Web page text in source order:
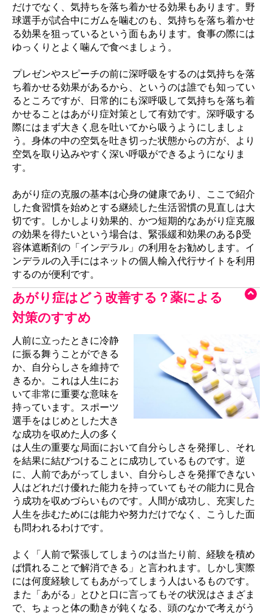
だけでなく、気持ちを落ち着かせる効果もあります。野
球選手が試合中にガムを噛むのも、気持ちを落ち着かせ
る効果を狙っているという面もあります。食事の際には
ゆっくりとよく噛んで食べましょう。
プレゼンやスピーチの前に深呼吸をするのは気持ちを落
ち着かせる効果があるから、というのは誰でも知ってい
るところですが、日常的にも深呼吸して気持ちを落ち着
かせることはあがり症対策として有効です。深呼吸する
際にはまず大きく息を吐いてから吸うようにしましょ
う。身体の中の空気を吐き切った状態からの方が、より
空気を取り込みやすく深い呼吸ができるようになりま
す。
あがり症の克服の基本は心身の健康であり、ここで紹介
した食習慣を始めとする継続した生活習慣の見直しは大
切です。しかしより効果的、かつ短期的なあがり症克服
の効果を得たいという場合は、緊張緩和効果のあるβ受
容体遮断剤の「インデラル」の利用をお勧めします。イ
ンデラルの入手にはネットの個人輸入代行サイトを利用
するのが便利です。
あがり症はどう改善する？薬による
対策のすすめ
人前に立ったときに冷静
に振る舞うことができる
か、自分らしさを維持で
きるか。これは人生にお
いて非常に重要な意味を
持っています。スポーツ
選手をはじめとした大き
な成功を収めた人の多く
は人生の重要な局面において自分らしさを発揮し、それ
を結果に結びつけることに成功しているものです。逆
に、人前であがってしまい、自分らしさを発揮できない
人はどれだけ優れた能力を持っていてもその能力に見合
う成功を収めづらいものです。人間が成功し、充実した
人生を歩むためには能力や努力だけでなく、こうした面
も問われるわけです。
よく「人前で緊張してしまうのは当たり前、経験を積め
ば慣れることで解消できる」と言われます。しかし実際
には何度経験してもあがってしまう人はいるものです。
また「あがる」とひと口に言ってもその状況はさまざま
で、ちょっと体の動きが鈍くなる、頭のなかで考えがう